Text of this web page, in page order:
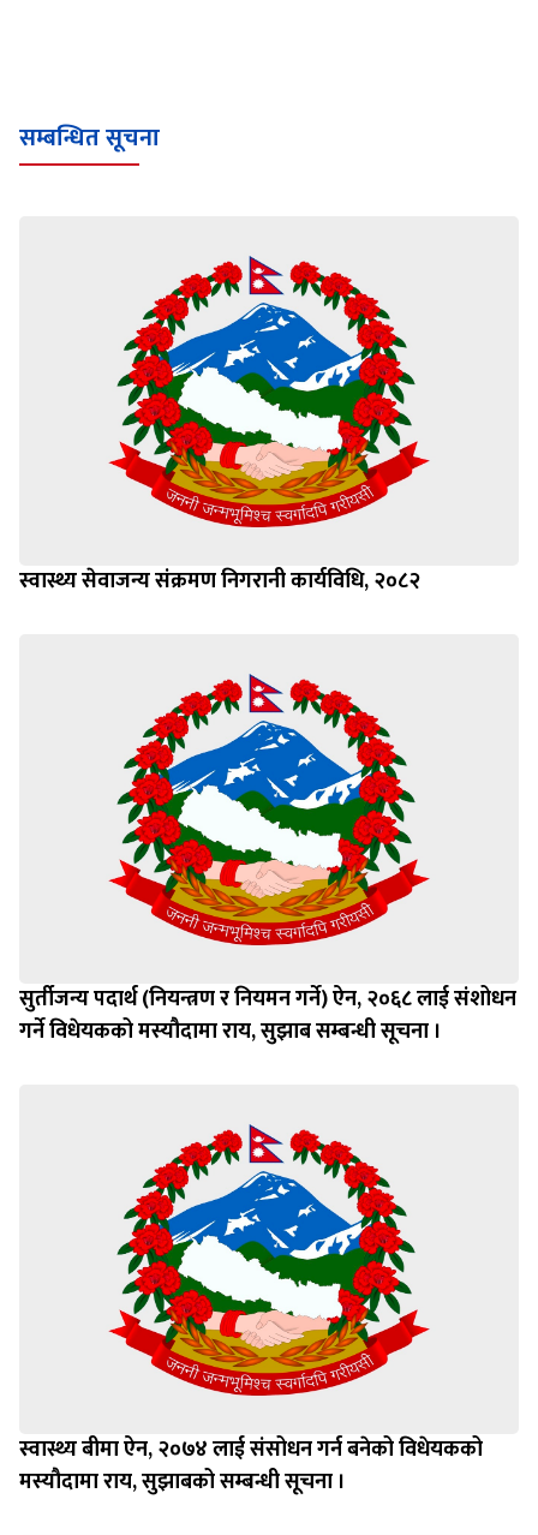
सम्बन्धित सूचना
स्वास्थ्य सेवाजन्य संक्रमण निगरानी कार्यविधि, २०८२
सुर्तीजन्य पदार्थ (नियन्त्रण र नियमन गर्ने) ऐन, २०६८ लाई संशोधन
गर्ने विधेयकको मस्यौदामा राय, सुझाब सम्बन्धी सूचना ।
स्वास्थ्य बीमा ऐन, २०७४ लाई संसोधन गर्न बनेको विधेयकको
मस्यौदामा राय, सुझाबको सम्बन्धी सूचना ।